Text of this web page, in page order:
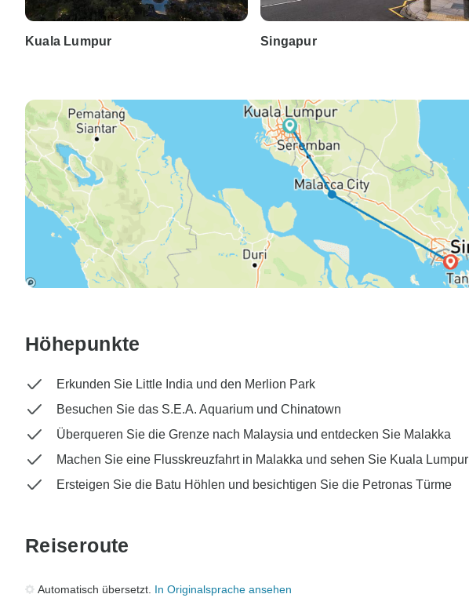
Kuala Lumpur Singapur
Höhepunkte
Erkunden Sie Little India und den Merlion Park
Besuchen Sie das S.E.A. Aquarium und Chinatown
Überqueren Sie die Grenze nach Malaysia und entdecken Sie Malakka
Machen Sie eine Flusskreuzfahrt in Malakka und sehen Sie Kuala Lumpur
Ersteigen Sie die Batu Höhlen und besichtigen Sie die Petronas Türme
Reiseroute
Automatisch übersetzt. In Originalsprache ansehen